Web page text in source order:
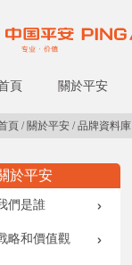
頁 關於平安
頁 / 關於平安 / 品牌資料庫
於平安
們是誰
略和價值觀